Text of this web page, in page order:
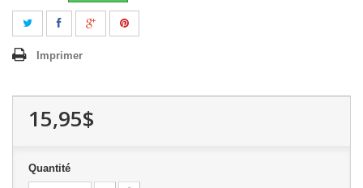
Imprimer
15,95$
Quantité